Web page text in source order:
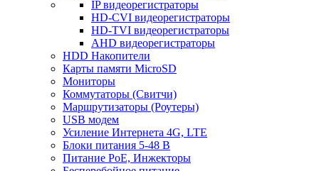
IP видеорегистраторы
HD-CVI видеорегистраторы
HD-TVI видеорегистраторы
AHD видеорегистраторы
HDD Накопители
Карты памяти MicroSD
Мониторы
Коммутаторы (Свитчи)
Маршрутизаторы (Роутеры)
USB модем
Усиление Интернета 4G, LTE
Блоки питания 5-48 В
Питание PoE, Инжекторы